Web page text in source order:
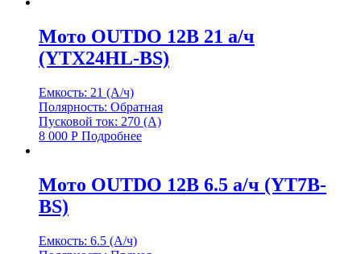
Мото OUTDO 12В 21 а/ч
(YTX24HL-BS)
Емкость: 21 (А/ч)
Полярность: Обратная
Пусковой ток: 270 (А)
8 000 Р Подробнее
Мото OUTDO 12В 6.5 а/ч (YT7B-
BS)
Емкость: 6.5 (А/ч)